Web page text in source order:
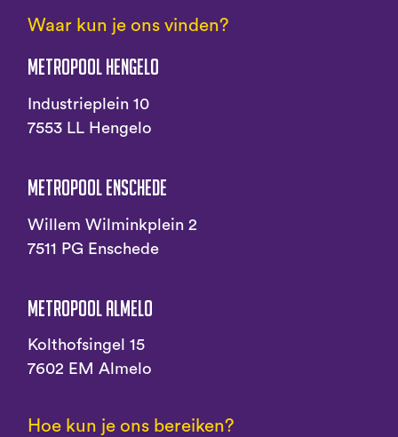
Waar kun je ons vinden?
Metropool Hengelo
Industrieplein 10
7553 LL Hengelo
Metropool Enschede
Willem Wilminkplein 2
7511 PG Enschede
Metropool Almelo
Kolthofsingel 15
7602 EM Almelo
Hoe kun je ons bereiken?